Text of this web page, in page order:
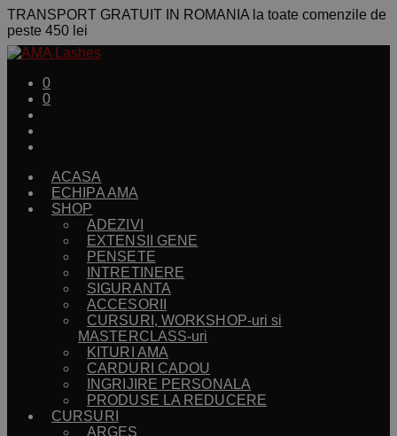
TRANSPORT GRATUIT IN ROMANIA la toate comenzile de
peste 450 lei
0
0
ACASA
ECHIPA AMA
SHOP
ADEZIVI
EXTENSII GENE
PENSETE
INTRETINERE
SIGURANTA
ACCESORII
CURSURI, WORKSHOP-uri si
MASTERCLASS-uri
KITURI AMA
CARDURI CADOU
INGRIJIRE PERSONALA
PRODUSE LA REDUCERE
CURSURI
ARGES